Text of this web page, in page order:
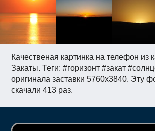
Качественая картинка на телефон из
Закаты. Теги: #горизонт #закат
оригинала заставки 5760x3840. Эту
скачали 413 раз.